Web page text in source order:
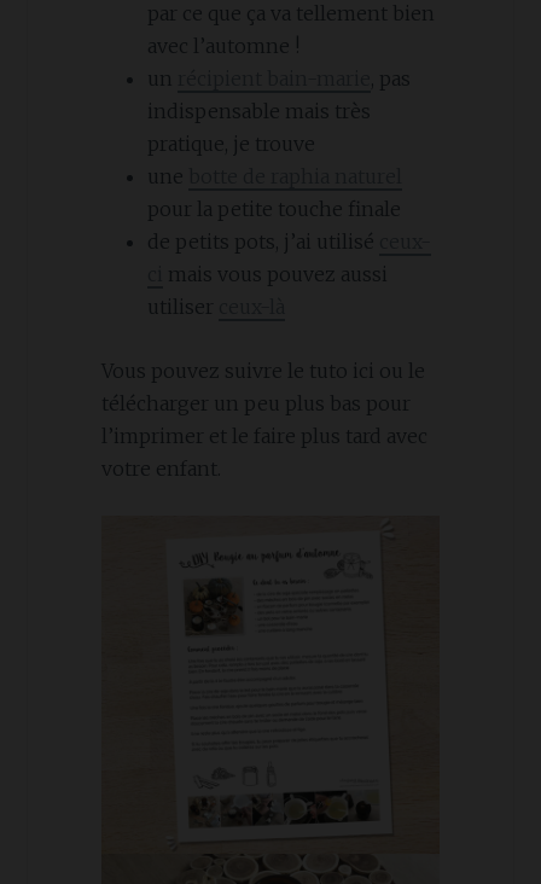
par ce que ça va tellement bien
avec l’automne !
un
, pas
indispensable mais très
pratique, je trouve
une
pour la petite touche finale
de petits pots, j’ai utilisé
mais vous pouvez aussi
utiliser
Vous pouvez suivre le tuto ici ou le
télécharger un peu plus bas pour
l’imprimer et le faire plus tard avec
votre enfant.